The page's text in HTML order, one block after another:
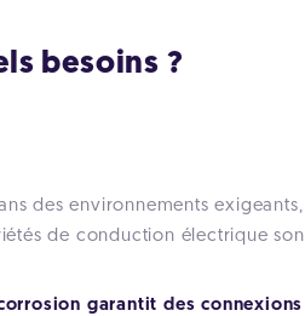
besoins ?
des environnements
de conduction électrique
garantit des